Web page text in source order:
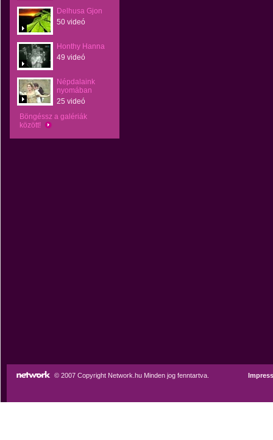
Delhusa Gjon
50 videó
Honthy Hanna
49 videó
Népdalaink
nyomában
25 videó
Böngéssz a galériák
között!
© 2007 Copyright Network.hu Minden jog fenntartva.